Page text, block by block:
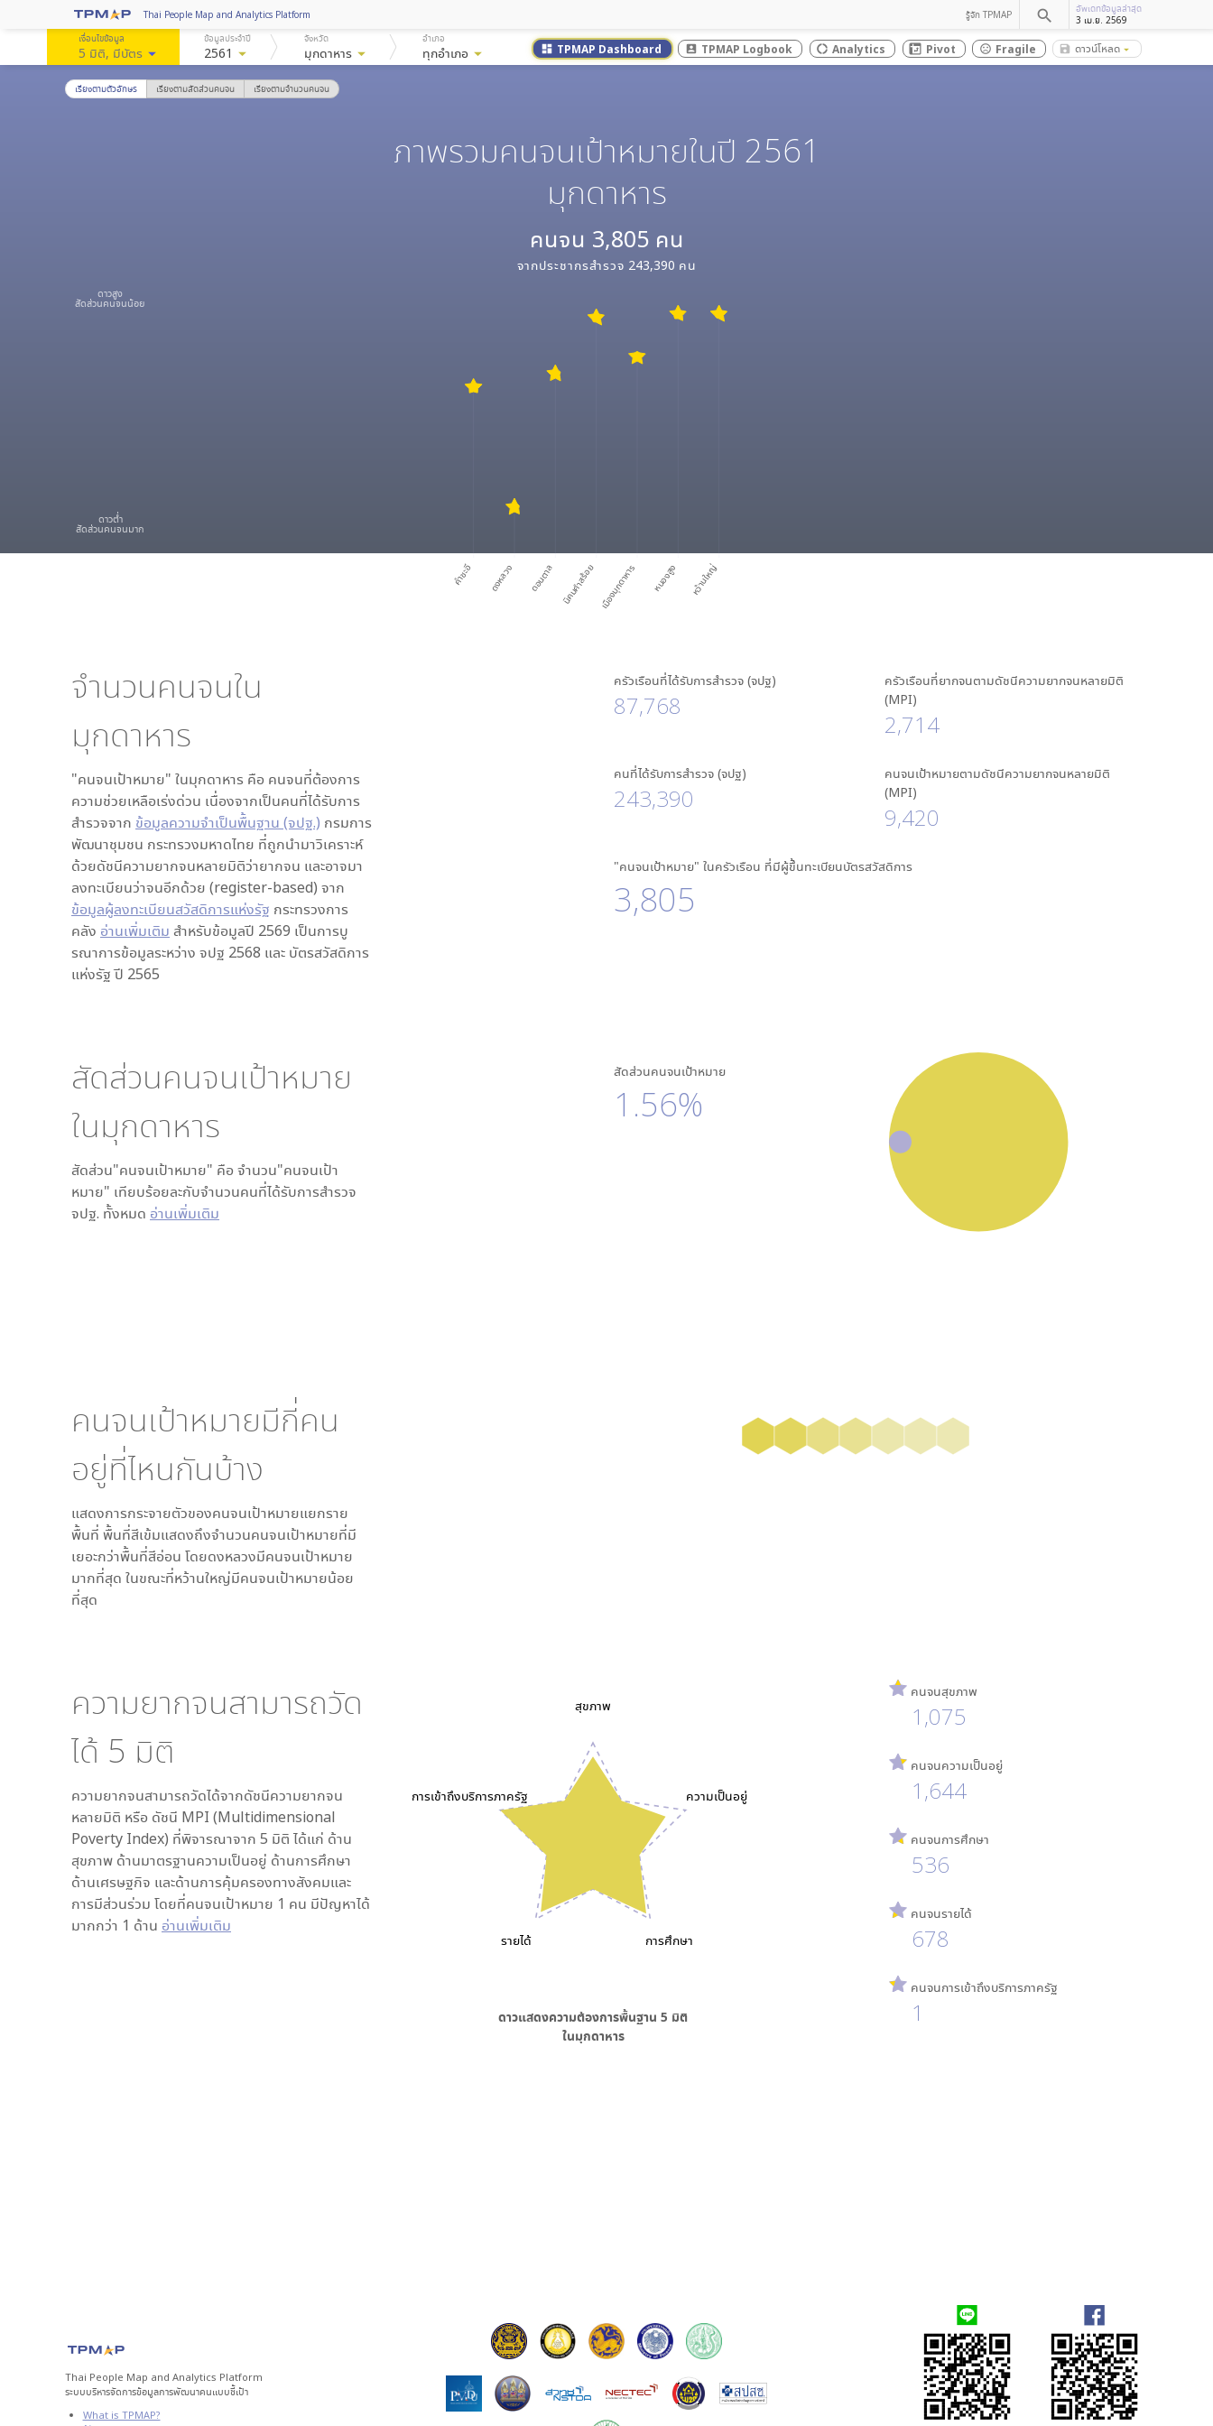
Thai People Map and Analytics Platform รู้จัก TPMAP search
อัพเดทข้อมูลล่าสุด
3 เม.ย. 2569
เงื่อนไขข้อมูล
5 มิติ, มีบัตรarrow_drop_down
ข้อมูลประจำปี
2561 arrow_drop_down
จังหวัด
มุกดาหารarrow_drop_down
อำเภอ
ทุกอำเภอ arrow_drop_down dashboard TPMAP Dashboard account_box TPMAP Logbook donut_large Analytics Pivot sentiment_dissatisfied Fragile save_alt
ดาวน์โหลด arrow_drop_down
เรียงตามตัวอักษร เรียงตามสัดส่วนคนจน เรียงตามจำนวนคนจน
ภาพรวมคนจนเป้าหมายในปี 2561
มุกดาหาร
คนจน 3,805 คน
จากประชากรสำรวจ 243,390 คน
คำชะอี ดงหลวง ดอนตาล นิคมคำสร้อย เมืองมุกดาหาร หนองสูง หว้านใหญ่
ดาวสูง
สัดส่วนคนจนน้อย
ดาวต่ำ
สัดส่วนคนจนมาก
จำนวนคนจนใน
มุกดาหาร
"คนจนเป้าหมาย" ในมุกดาหาร คือ คนจนที่ต้องการ
ความช่วยเหลือเร่งด่วน เนื่องจากเป็นคนที่ได้รับการ
สำรวจจาก ข้อมูลความจำเป็นพื้นฐาน (จปฐ.) กรมการ
พัฒนาชุมชน กระทรวงมหาดไทย ที่ถูกนำมาวิเคราะห์
ด้วยดัชนีความยากจนหลายมิติว่ายากจน และอาจมา
ลงทะเบียนว่าจนอีกด้วย (register-based) จาก
ข้อมูลผู้ลงทะเบียนสวัสดิการแห่งรัฐ กระทรวงการ
คลัง อ่านเพิ่มเติม สำหรับข้อมูลปี 2569 เป็นการบู
รณาการข้อมูลระหว่าง จปฐ 2568 และ บัตรสวัสดิการ
แห่งรัฐ ปี 2565
ครัวเรือนที่ได้รับการสำรวจ (จปฐ)
87,768
ครัวเรือนที่ยากจนตามดัชนีความยากจนหลายมิติ
(MPI)
2,714
คนที่ได้รับการสำรวจ (จปฐ)
243,390
คนจนเป้าหมายตามดัชนีความยากจนหลายมิติ
(MPI)
9,420
"คนจนเป้าหมาย" ในครัวเรือน ที่มีผู้ขึ้นทะเบียนบัตรสวัสดิการ
3,805
สัดส่วนคนจนเป้าหมาย
ในมุกดาหาร
สัดส่วน"คนจนเป้าหมาย" คือ จำนวน"คนจนเป้า
หมาย" เทียบร้อยละกับจำนวนคนที่ได้รับการสำรวจ
จปฐ. ทั้งหมด อ่านเพิ่มเติม
สัดส่วนคนจนเป้าหมาย
1.56%
คนจนเป้าหมายมีกี่คน
อยู่ที่ไหนกันบ้าง
แสดงการกระจายตัวของคนจนเป้าหมายแยกราย
พื้นที่ พื้นที่สีเข้มแสดงถึงจำนวนคนจนเป้าหมายที่มี
เยอะกว่าพื้นที่สีอ่อน โดยดงหลวงมีคนจนเป้าหมาย
มากที่สุด ในขณะที่หว้านใหญ่มีคนจนเป้าหมายน้อย
ที่สุด
ความยากจนสามารถวัด
ได้ 5 มิติ
ความยากจนสามารถวัดได้จากดัชนีความยากจน
หลายมิติ หรือ ดัชนี MPI (Multidimensional
Poverty Index) ที่พิจารณาจาก 5 มิติ ได้แก่ ด้าน
สุขภาพ ด้านมาตรฐานความเป็นอยู่ ด้านการศึกษา
ด้านเศรษฐกิจ และด้านการคุ้มครองทางสังคมและ
การมีส่วนร่วม โดยที่คนจนเป้าหมาย 1 คน มีปัญหาได้
มากกว่า 1 ด้าน อ่านเพิ่มเติม
สุขภาพ
ความเป็นอยู่
การศึกษา
รายได้
การเข้าถึงบริการภาครัฐ
ดาวแสดงความต้องการพื้นฐาน 5 มิติ
ในมุกดาหาร
คนจนสุขภาพ
1,075
คนจนความเป็นอยู่
1,644
คนจนการศึกษา
536
คนจนรายได้
678
คนจนการเข้าถึงบริการภาครัฐ
1
Thai People Map and Analytics Platform
ระบบบริหารจัดการข้อมูลการพัฒนาคนแบบชี้เป้า
What is TPMAP?